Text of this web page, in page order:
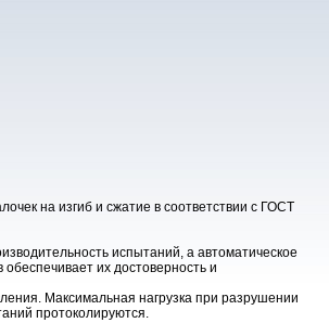
на изгиб и сжатие в соответствии с ГОСТ
испытаний, а автоматическое
их достоверность и
Максимальная нагрузка при разрушении
протоколируются.